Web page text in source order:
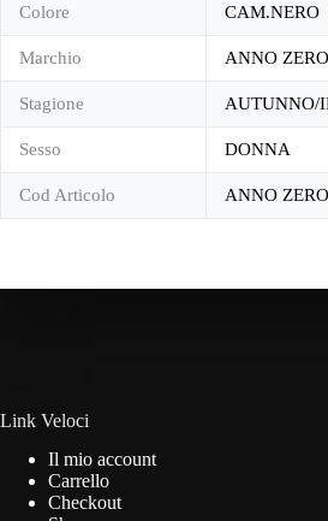
Colore CAM.NERO
Marchio ANNO ZERO
Stagione AUTUNNO/
Sesso DONNA
Cod Articolo ANNO ZERO
Link Veloci
Il mio account
Carrello
Checkout